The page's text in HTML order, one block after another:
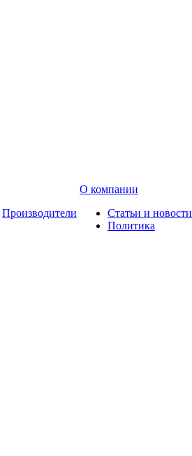
Производители
О компании
Статьи и новости
Политика